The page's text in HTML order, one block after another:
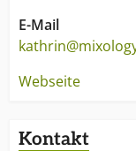
E-Mail
Webseite
Kontakt